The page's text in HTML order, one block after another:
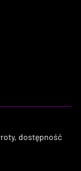
dostępność